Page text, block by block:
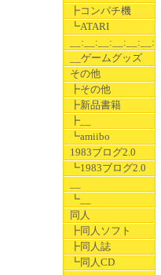
┣コンパチ機
┗ATARI
__:__:__:__:__:__:__
__ゲームグッズ
その他
┣その他
┣新品書籍
┣__
┗amiibo
1983ブログ2.0
┗1983ブログ2.0
┗__
同人
┣同人ソフト
┣同人誌
┗同人CD